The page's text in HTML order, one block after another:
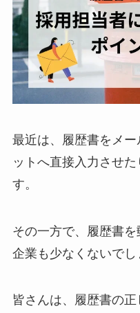
最近は、履歴書をメ
ットへ直接入力させ
す。
その一方で、履歴書
企業も少なくないでし
皆さんは、履歴書の